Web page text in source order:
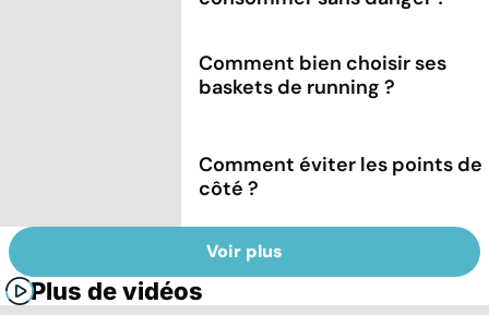
Comment bien choisir ses
baskets de running ?
Comment éviter les points de
côté ?
Voir plus
Plus de vidéos